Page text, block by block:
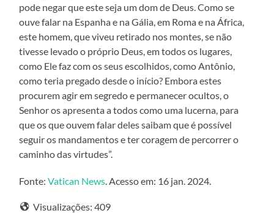
pode negar que este seja um dom de Deus. Como se
ouve falar na Espanha e na Gália, em Roma e na África,
este homem, que viveu retirado nos montes, se não
tivesse levado o próprio Deus, em todos os lugares,
como Ele faz com os seus escolhidos, como Antônio,
como teria pregado desde o início? Embora estes
procurem agir em segredo e permanecer ocultos, o
Senhor os apresenta a todos como uma lucerna, para
que os que ouvem falar deles saibam que é possível
seguir os mandamentos e ter coragem de percorrer o
caminho das virtudes”.
Fonte:Vatican News. Acesso em: 16 jan. 2024.
Visualizações: 409